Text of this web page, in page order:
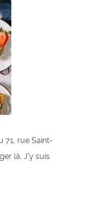
71, rue Saint-
là. J'y suis